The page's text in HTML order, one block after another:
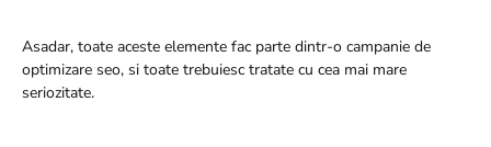
Asadar, toate aceste elemente fac parte dintr-o campanie de
optimizare seo, si toate trebuiesc tratate cu cea mai mare
seriozitate.